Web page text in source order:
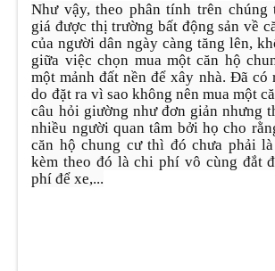
Như vậy, theo phân tính trên chúng
giá được thị trường bất động sản về
của người dân ngày càng tăng lên,
giữa việc chọn mua một căn hộ
một mảnh đất nền để xây nhà. Đã có
do đặt ra vì sao không nên mua một
câu hỏi giường như đơn giản nhưng
nhiều người quan tâm bởi họ cho
căn hộ chung cư thì đó chưa phải
kèm theo đó là chi phí vô cùng đắt
phí để xe,...